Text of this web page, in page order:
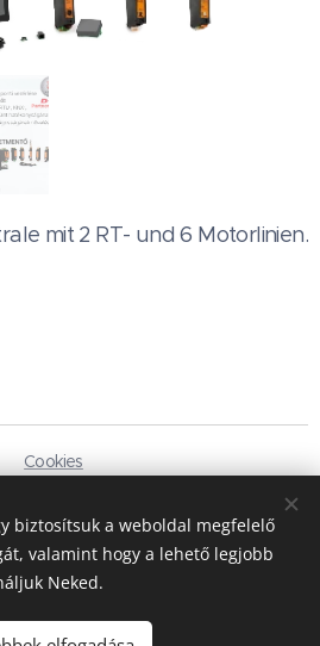
mit 2 RT- und 6 Motorlinien.
Cookies
Deutsch
Währung
Ft
EUR €
biztosítsuk a weboldal megfelelő
valamint hogy a lehető legjobb
Neked.